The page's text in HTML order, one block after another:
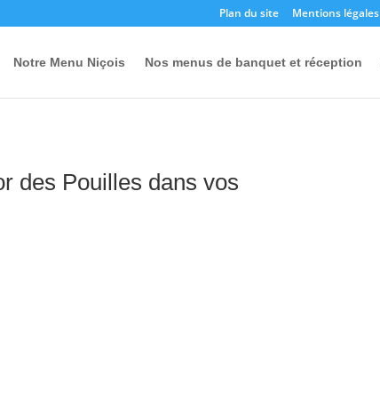
Plan du site Mentions légales
Notre Menu Niçois Nos menus de banquet et réception
des Pouilles dans vos